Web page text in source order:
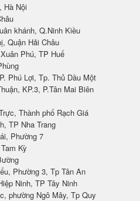
Hà Nội
khánh, Q.Ninh Kiều
Quận Hải Châu
Phú, TP Huế
Phú Lợi, Tp. Thủ Dầu Một
KP.3, P.Tân Mai Biên
Thành phố Rạch Giá
TP Nha Trang
Phường 7
Kỳ
Phường 3, Tp Tân An
Ninh, TP Tây Ninh
phường Ngô Mây, Tp Quy